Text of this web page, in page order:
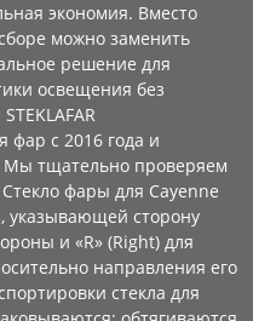
экономия. Вместо
можно заменить
решение для
освещения без
фар с 2016 года и
Мы тщательно проверяем
фары для Cayenne
указывающей сторону
и «R» (Right) для
направления его
стекла для